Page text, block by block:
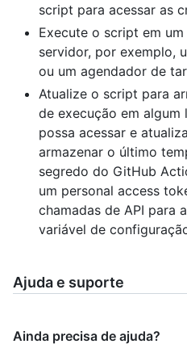
script para acessar as
Execute o script em
servidor, por exemplo,
ou um agendador de
Atualize o script para
de execução em algum
possa acessar e
armazenar o último
segredo do GitHub
um personal access
chamadas de API para
variável de
Ajuda e suporte
Ainda precisa de ajuda?